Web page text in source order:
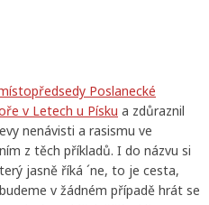
Poslanecké
v Letech u Písku a zdůraznil
nenávisti a rasismu ve
z těch příkladů. I do názvu si
jasně říká ´ne, to je cesta,
v žádném případě hrát se